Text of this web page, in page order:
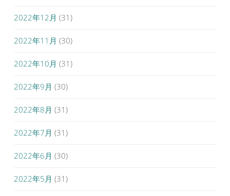
2022年12月 (31)
2022年11月 (30)
2022年10月 (31)
2022年9月 (30)
2022年8月 (31)
2022年7月 (31)
2022年6月 (30)
2022年5月 (31)